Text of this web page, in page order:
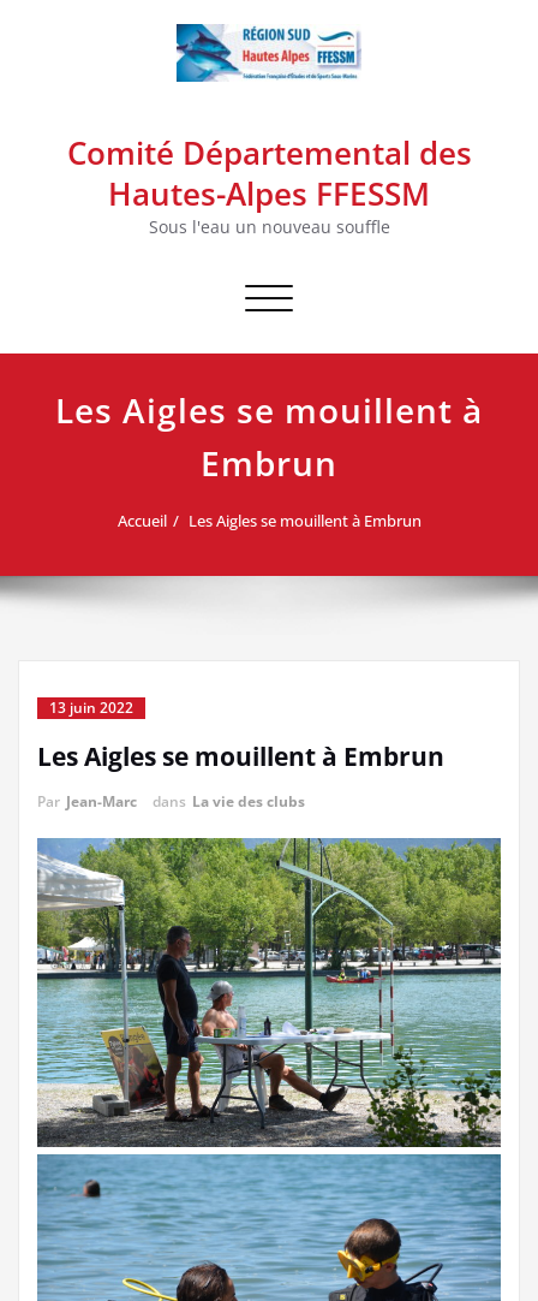
Comité Départemental des
Hautes-Alpes FFESSM
Sous l'eau un nouveau souffle
Afficher/masquer la navigation
Les Aigles se mouillent à
Embrun
Accueil Les Aigles se mouillent à Embrun
13 juin 2022
Les Aigles se mouillent à Embrun
Par Jean-Marc dans La vie des clubs